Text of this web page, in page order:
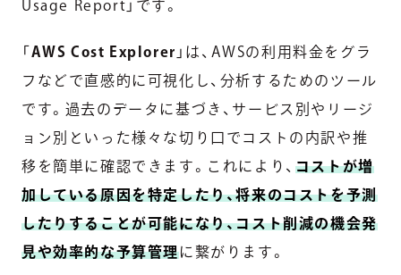
Usage Report」です。
「 AWS Cost Explorer 」は、AWSの利用料金をグラ
フなどで直感的に可視化し、分析するためのツール
です。過去のデータに基づき、サービス別やリージ
ョン別といった様々な切り口でコストの内訳や推
移を簡単に確認できます。これにより、 コストが増
加している原因を特定したり、将来のコストを予測
したりすることが可能になり、コスト削減の機会発
見や効率的な予算管理に繋がります。